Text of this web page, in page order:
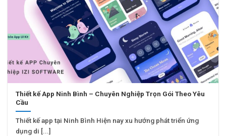
Thiết kế App Ninh Bình – Chuyên Nghiệp Trọn Gói Theo Yêu
Cầu
Thiết kế app tại Ninh Bình Hiện nay xu hướng phát triển ứng
dụng di [...]